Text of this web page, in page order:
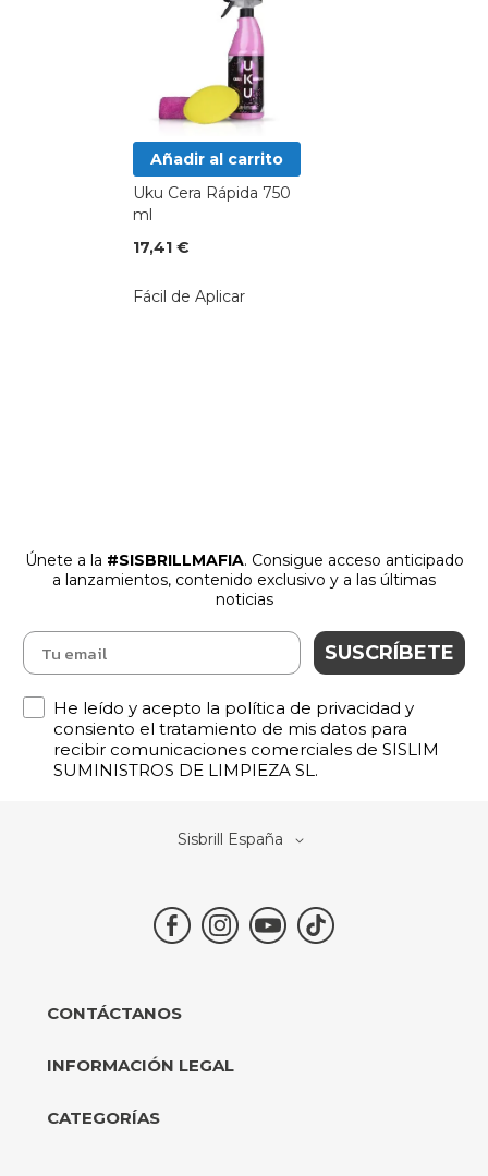
Añadir al carrito
Uku Cera Rápida 750
ml
17,41 €
Fácil de Aplicar
Únete a la #SISBRILLMAFIA. Consigue acceso anticipado
a lanzamientos, contenido exclusivo y a las últimas
noticias
SUSCRÍBETE
Política de Privacidad
He leído y acepto la política de privacidad y
consiento el tratamiento de mis datos para
recibir comunicaciones comerciales de SISLIM
SUMINISTROS DE LIMPIEZA SL.
Select
Sisbrill España
CONTÁCTANOS
INFORMACIÓN LEGAL
CATEGORÍAS